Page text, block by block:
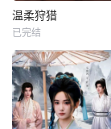
温柔狩猎
已完结